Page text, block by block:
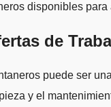
disponibles
de
puede ser
y el